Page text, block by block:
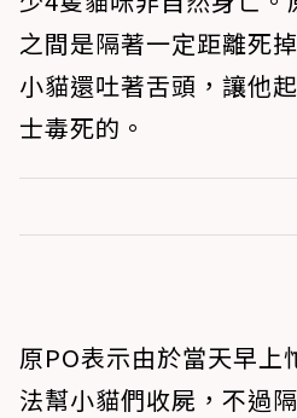
之間是隔著一定距離死
小貓還吐著舌頭，讓他
士毒死的。
原PO表示由於當天早上
法幫小貓們收屍，不過